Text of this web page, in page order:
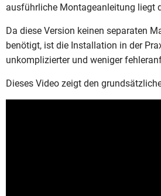
ausführliche Montageanleitung liegt
Da diese Version keinen separaten
benötigt, ist die Installation in der
unkomplizierter und weniger
Dieses Video zeigt den